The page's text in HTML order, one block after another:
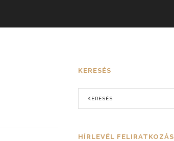
KERESÉS
HÍRLEVÉL FELIRATKOZÁS